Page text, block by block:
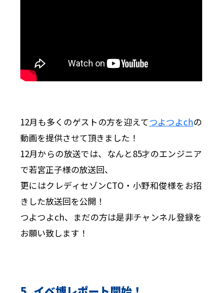
12月も多くのゲストの方を迎えてつよつよchの
動画を提供させて頂きました！
12月からの放送では、なんと85才のエンジニア
で若宮正子様の放送回、
更にはクレディセゾンCTO・小野和俊様をお招
きした放送回を公開！
つよつよch、まだの方は是非チャンネル登録を
お願い致します！